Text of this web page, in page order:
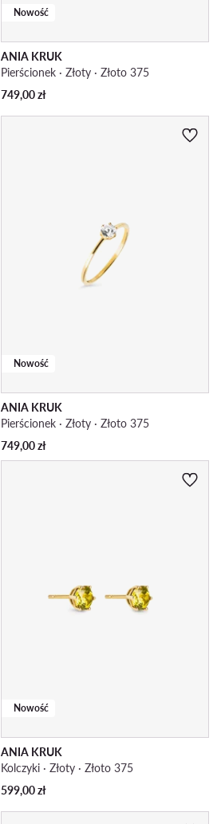
Nowość
ANIA KRUK
Pierścionek · Złoty · Złoto 375
749,00zł
Nowość
ANIA KRUK
Pierścionek · Złoty · Złoto 375
749,00zł
Nowość
ANIA KRUK
Kolczyki · Złoty · Złoto 375
599,00zł